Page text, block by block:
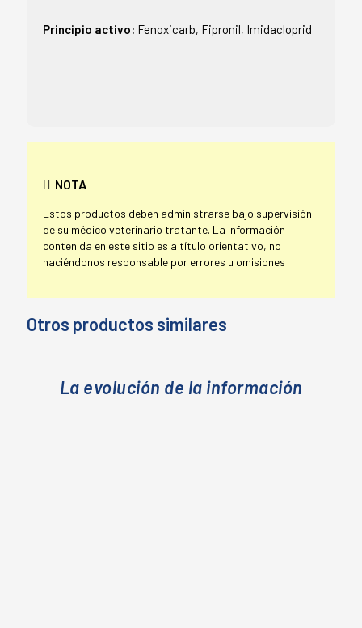
Principio activo: Fenoxicarb, Fipronil, Imidacloprid
NOTA
Estos productos deben administrarse bajo supervisión
de su médico veterinario tratante. La información
contenida en este sitio es a título orientativo, no
haciéndonos responsable por errores u omisiones
Otros productos similares
La evolución de la información